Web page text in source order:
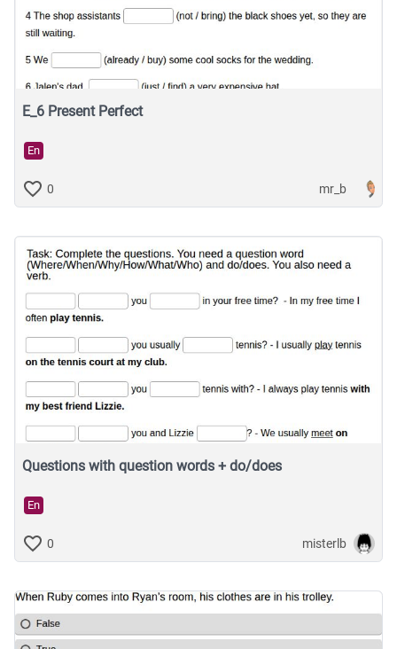
E_6 Present Perfect
En
0 mr_b
Questions with question words + do/does
En
0 misterlb